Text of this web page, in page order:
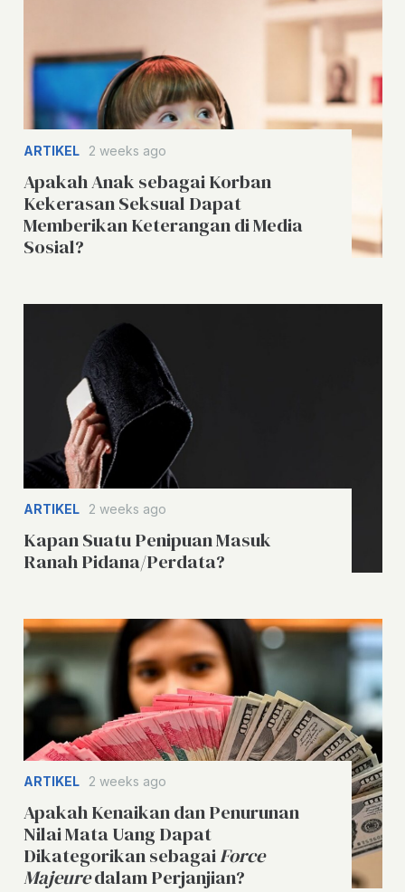
ARTIKEL 2 weeks ago
Apakah Anak sebagai Korban
Kekerasan Seksual Dapat
Memberikan Keterangan di Media
Sosial?
ARTIKEL 2 weeks ago
Kapan Suatu Penipuan Masuk
Ranah Pidana/Perdata?
ARTIKEL 2 weeks ago
Apakah Kenaikan dan Penurunan
Nilai Mata Uang Dapat
Dikategorikan sebagaiForce
Majeuredalam Perjanjian?